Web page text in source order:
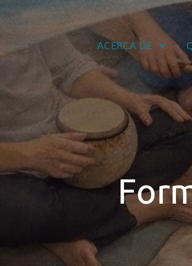
ACERCA DE